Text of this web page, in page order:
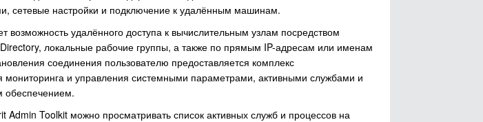
сетевые настройки и подключение к удалённым машинам.
возможность удалённого доступа к вычислительным узлам посредством
локальные рабочие группы, а также по прямым IP-адресам или именам
соединения пользователю предоставляется комплекс
мониторинга и управления системными параметрами, активными службами и
обеспечением.
Toolkit можно просматривать список активных служб и процессов на